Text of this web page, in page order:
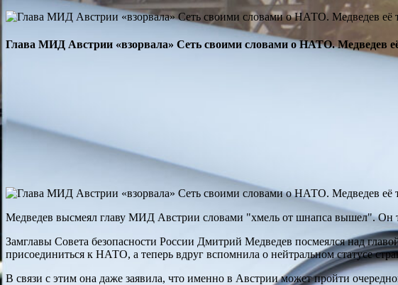
Глава МИД Австрии «взорвала» Сеть своими словами о НАТО. Медведев
Медведев высмеял главу МИД Австрии словами "хмель от шнапса вышел". Он
Замглавы Совета безопасности России Дмитрий Медведев посмеялся над
присоединиться к НАТО, а теперь вдруг вспомнила о нейтральном статусе
В связи с этим она даже заявила, что именно в Австрии может пройти